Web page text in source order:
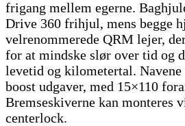
frigang mellem egerne.
Drive 360 frihjul, mens begge
velrenommerede QRM lejer,
for at mindske slør over tid og
levetid og kilometertal.
boost udgaver, med 15×110
Bremseskiverne kan monteres
centerlock.